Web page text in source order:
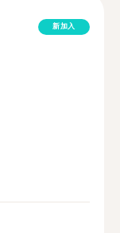
新加入